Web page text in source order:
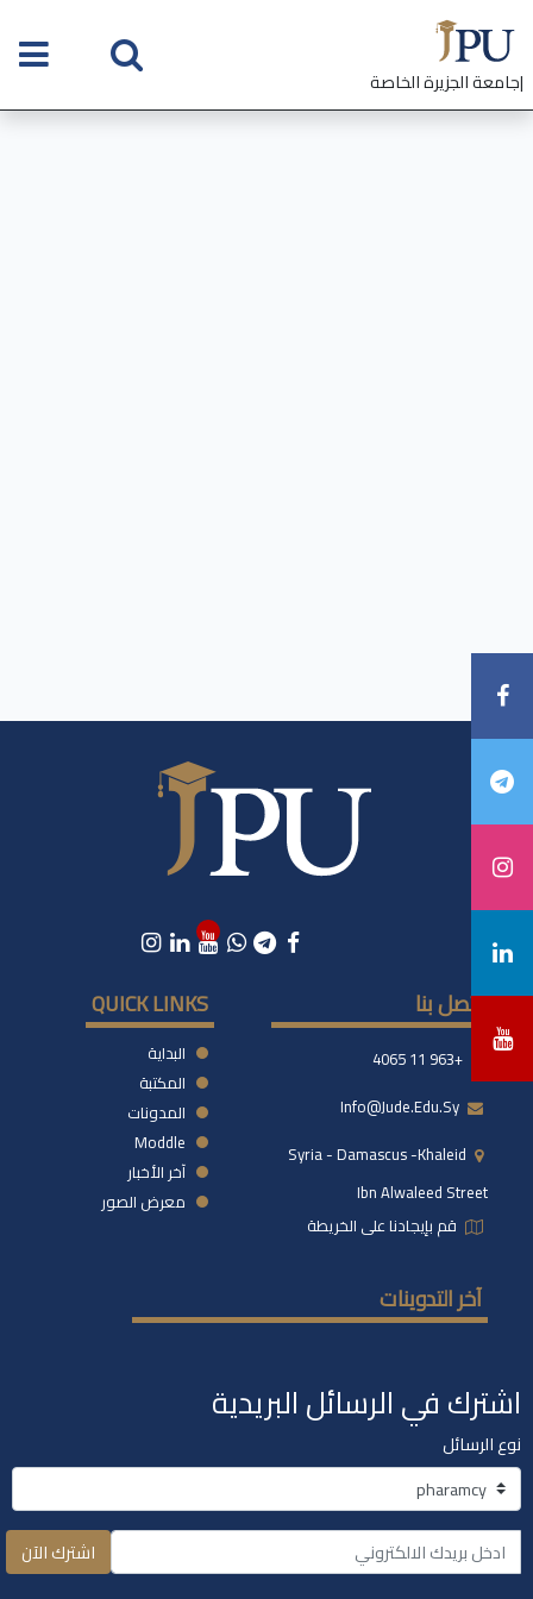
|جامعة الجزيرة الخاصة
اتصل بنا
+963 11 4065
Syria - Damascus -khaleid
Ibn Alwaleed Street
قم بإيجادنا على الخريطة
QUICK LINKS
البداية
المكتبة
المدونات
Moddle
آخر الأخبار
معرض الصور
آخر التدوينات
اشترك في الرسائل البريدية
نوع الرسائل
اشترك الآن